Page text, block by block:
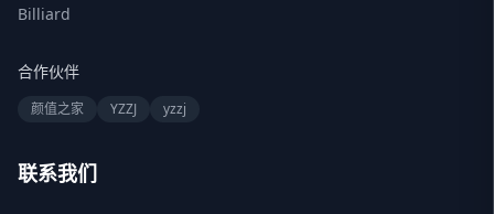
Billiard
合作伙伴
颜值之家 YZZJ yzzj
联系我们